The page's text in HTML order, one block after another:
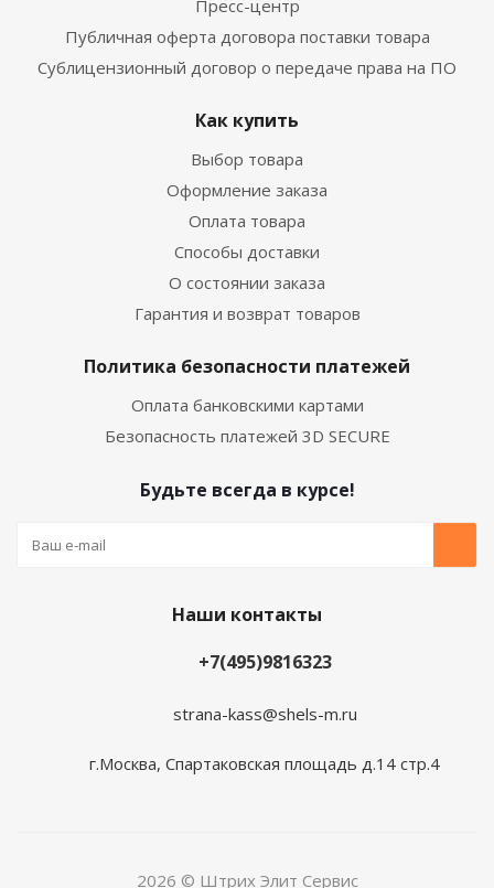
Пресс-центр
Публичная оферта договора поставки товара
Сублицензионный договор о передаче права на ПО
Как купить
Выбор товара
Оформление заказа
Оплата товара
Способы доставки
О состоянии заказа
Гарантия и возврат товаров
Политика безопасности платежей
Оплата банковскими картами
Безопасность платежей 3D SECURE
Будьте всегда в курсе!
Наши контакты
+7(495)9816323
strana-kass@shels-m.ru
г.Москва, Спартаковская площадь д.14 стр.4
2026 © Штрих Элит Сервис